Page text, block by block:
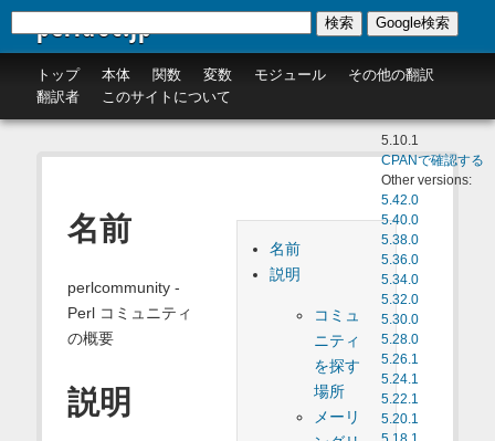
perldoc.jp
トップ 本体 関数 変数 モジュール
その他の翻訳
翻訳者
このサイトについて
検索 Google検索
5.10.1
CPANで確認する
Other versions:
5.42.0
5.40.0
5.38.0
5.36.0
5.34.0
5.32.0
5.30.0
5.28.0
5.26.1
5.24.1
5.22.1
5.20.1
名前
説明
コミュ
ニティ
を探す
場所
メーリ
名前
perlcommunity -
Perl コミュニティ
の概要
説明